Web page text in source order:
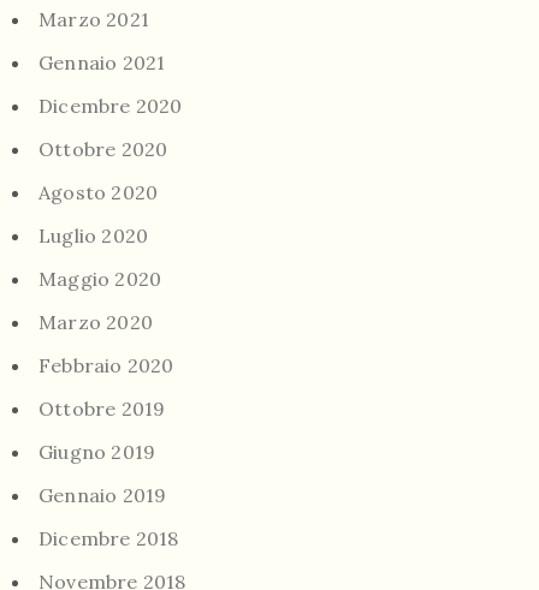
Marzo 2021
Gennaio 2021
Dicembre 2020
Ottobre 2020
Agosto 2020
Luglio 2020
Maggio 2020
Marzo 2020
Febbraio 2020
Ottobre 2019
Giugno 2019
Gennaio 2019
Dicembre 2018
Novembre 2018